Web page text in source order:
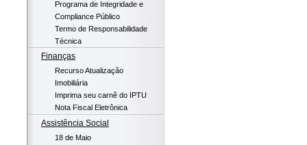
Programa de Integridade e
Compliance Público
Termo de Responsabilidade
Técnica
Finanças
Recurso Atualização
Imobiliária
Imprima seu carnê do IPTU
Nota Fiscal Eletrônica
Assistência Social
18 de Maio